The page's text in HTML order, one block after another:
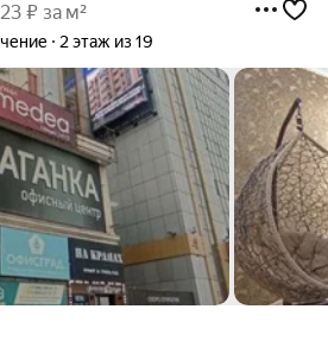
₽ за м²
2 этаж из 19